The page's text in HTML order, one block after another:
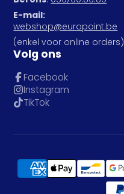
E-mail:
webshop@europoint.be
(enkel voor online orders)
Volg ons
Facebook
Instagram
TikTok